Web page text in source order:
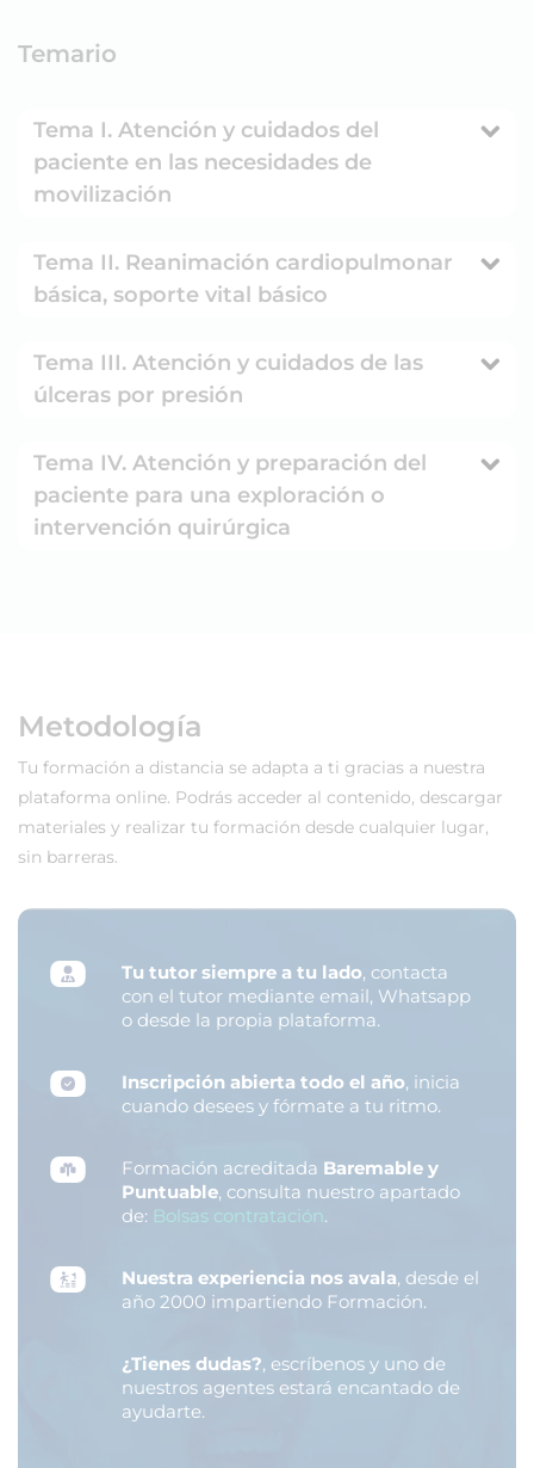
Temario
Tema I. Atención y cuidados del
paciente en las necesidades de
movilización
Tema II. Reanimación cardiopulmonar
básica, soporte vital básico
Tema III. Atención y cuidados de las
úlceras por presión
Tema IV. Atención y preparación del
paciente para una exploración o
intervención quirúrgica
Metodología
Tu formación a distancia se adapta a ti gracias a nuestra
plataforma online. Podrás acceder al contenido, descargar
materiales y realizar tu formación desde cualquier lugar,
sin barreras.
Tu tutor siempre a tu lado, contacta
con el tutor mediante email, Whatsapp
o desde la propia plataforma.
Inscripción abierta todo el año, inicia
cuando desees y fórmate a tu ritmo.
Formación acreditada Baremable y
Puntuable, consulta nuestro apartado
de: Bolsas contratación.
Nuestra experiencia nos avala, desde el
año 2000 impartiendo Formación.
¿Tienes dudas?, escríbenos y uno de
nuestros agentes estará encantado de
ayudarte.